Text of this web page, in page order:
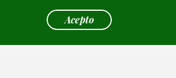
Acepto